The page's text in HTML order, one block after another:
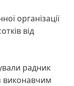
організації
від
радник
виконавчим